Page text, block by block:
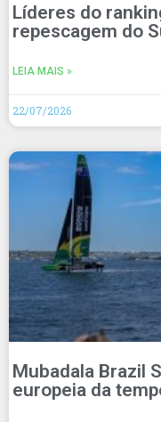
Líderes do
repescagem do
LEIA MAIS »
22/07/2026
Mubadala Brazil
europeia da